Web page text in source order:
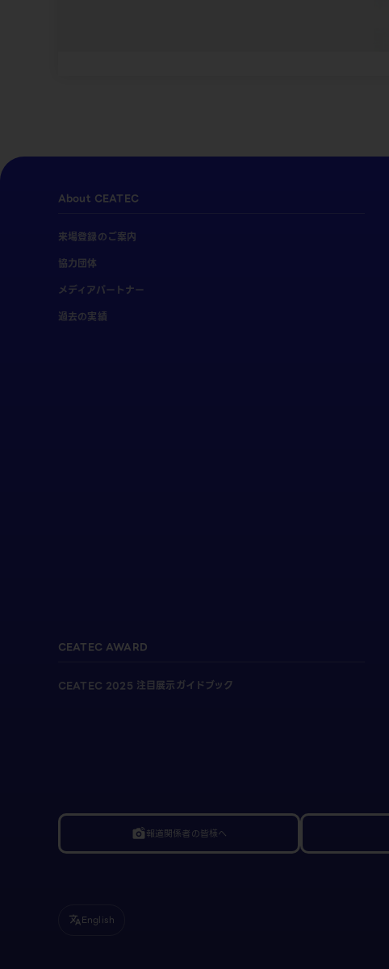
About CEATEC
来場登録のご案内
協力団体
メディアパートナー
過去の実績
CEATEC AWARD
CEATEC 2025 注目展示ガイドブック
linked_camera報道関係者の皆様へ
translateEnglish